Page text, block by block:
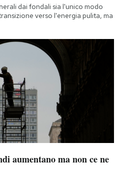
dai fondali sia l'unico modo
verso l'energia pulita, ma
aumentano ma non ce ne